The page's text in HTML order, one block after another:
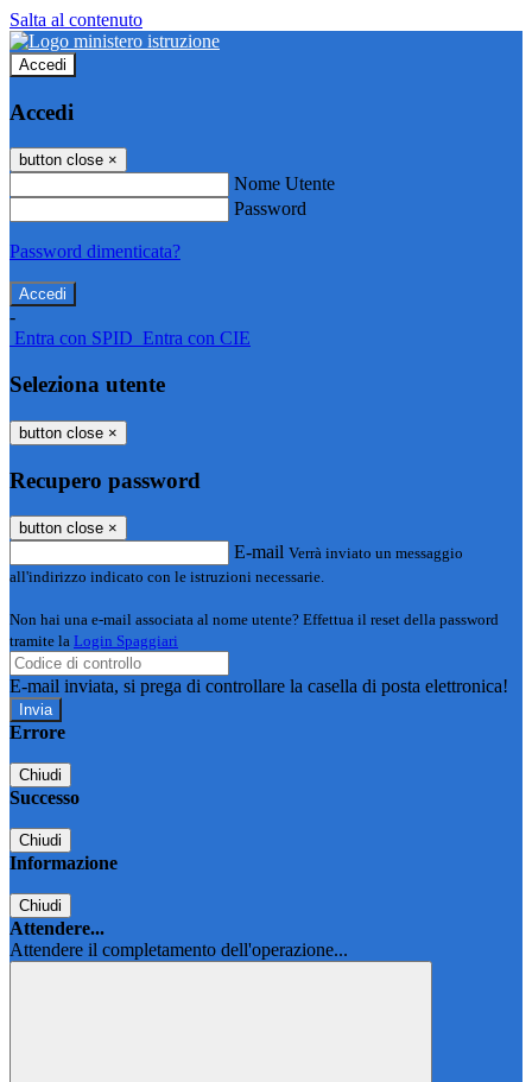
Salta al contenuto
Accedi
Accedi
button close ×
Nome Utente
Password
Password dimenticata?
-
Entra con SPID Entra con CIE
Seleziona utente
button close ×
Recupero password
button close ×
E-mail Verrà inviato un messaggio
all'indirizzo indicato con le istruzioni necessarie.
Non hai una e-mail associata al nome utente? Effettua il reset della password
tramite la Login Spaggiari
E-mail inviata, si prega di controllare la casella di posta elettronica!
Errore
Chiudi
Successo
Chiudi
Informazione
Chiudi
Attendere...
Attendere il completamento dell'operazione...